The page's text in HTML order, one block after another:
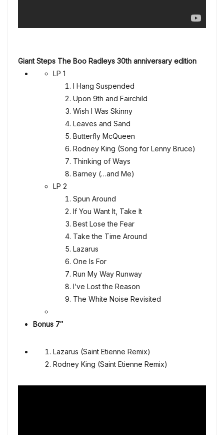
Giant Steps The Boo Radleys –
30th anniversary edition
LP 1
I Hang Suspended
Upon 9th and Fairchild
Wish I Was Skinny
Leaves and Sand
Butterfly McQueen
Rodney King (Song for Lenny Bruce)
Thinking of Ways
Barney (…and Me)
LP 2
Spun Around
If You Want It, Take It
Best Lose the Fear
Take the Time Around
Lazarus
One Is For
Run My Way Runway
I’ve Lost the Reason
The White Noise Revisited
Bonus 7″
Lazarus (Saint Etienne Remix)
Rodney King (Saint Etienne Remix)